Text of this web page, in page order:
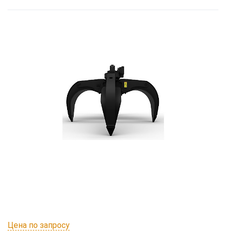
Цена по запросу